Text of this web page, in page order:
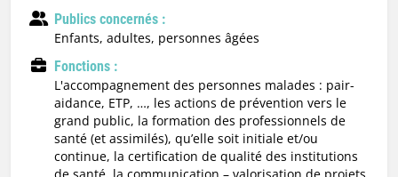
Publics concernés :
enfants, adultes, personnes âgées
Fonctions :
l'accompagnement des personnes malades : pair-
aidance, ETP, …, les actions de prévention vers le
grand public, la formation des professionnels de
santé (et assimilés), qu’elle soit initiale et/ou
continue, la certification de qualité des institutions